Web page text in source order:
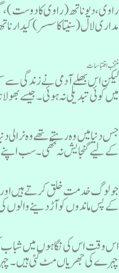
راوی، دیوناتھ(راوی کا دوست)،
مداری لال (سنیتا کا سسر)کیدار
منتخب اقتباسات
لیکن اس بھلے آدمی نے زندگی سے
میں کوئی تبدیلی نہ ہوئی ۔ جیسے
جس دنیا میں وہ رہتے تھے وہ نرالی
کے لیے گنجایش نہ تھی ۔ سب اپنے
جو لوگ خدمت خلق کرتے ہیں اور
کے پس ماندوں کو آڑ دینے والوں
اس وقت اس کی نگاہوں میں شباب
چہرے کی جھریاں مٹ گئی ہیں ۔